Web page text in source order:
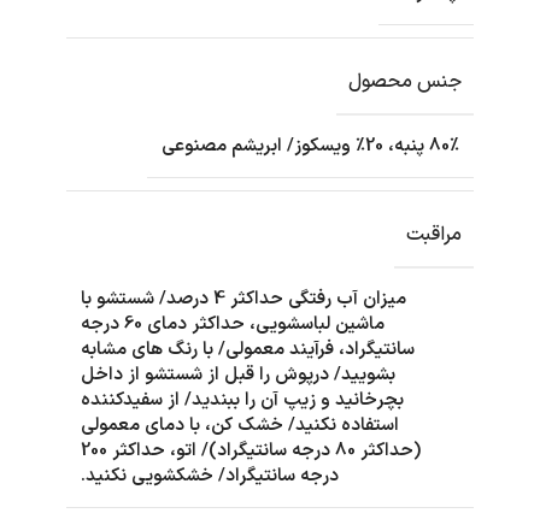
جنس محصول
80٪ پنبه، 20٪ ویسکوز/ ابریشم مصنوعی
مراقبت
میزان آب رفتگی حداکثر 4 درصد/ شستشو با
ماشین لباسشویی، حداکثر دمای 60 درجه
سانتیگراد، فرآیند معمولی/ با رنگ های مشابه
بشویید/ درپوش را قبل از شستشو از داخل
بچرخانید و زیپ آن را ببندید/ از سفیدکننده
استفاده نکنید/ خشک کن، با دمای معمولی
(حداکثر 80 درجه سانتیگراد)/ اتو، حداکثر 200
درجه سانتیگراد/ خشکشویی نکنید.